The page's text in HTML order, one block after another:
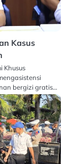
Kasus
Khusus
bergizi gratis…